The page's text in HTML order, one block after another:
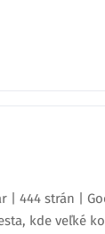
| 444 strán |
kde veľké